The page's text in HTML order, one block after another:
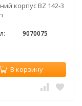
корпус BZ 142-3
9070075
В корзину